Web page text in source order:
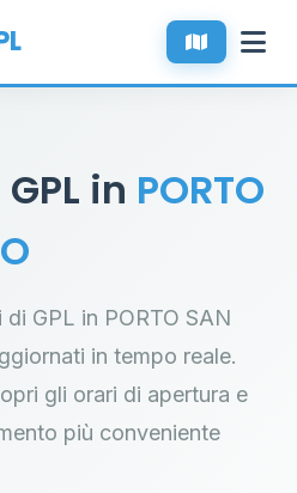
in PORTO
GPL in PORTO SAN
in tempo reale.
gli orari di apertura e
più conveniente